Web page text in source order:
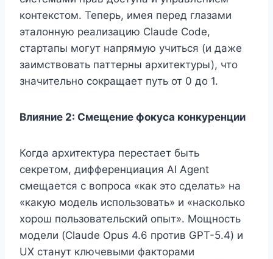
контекстом. Теперь, имея перед глазами
эталонную реализацию Claude Code,
стартапы могут напрямую учиться (и даже
заимствовать паттерны архитектуры), что
значительно сокращает путь от 0 до 1.
Влияние 2: Смещение фокуса конкуренции
Когда архитектура перестает быть
секретом, дифференциация AI Agent
смещается с вопроса «как это сделать» на
«какую модель использовать» и «насколько
хорош пользовательский опыт». Мощность
модели (Claude Opus 4.6 против GPT-5.4) и
UX станут ключевыми факторами